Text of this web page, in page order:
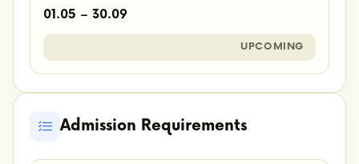
01.05 – 30.09
UPCOMING
Admission Requirements